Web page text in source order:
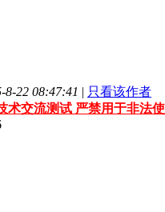
8-22 08:47:41 | 只看该作者
术交流测试 严禁用于非法